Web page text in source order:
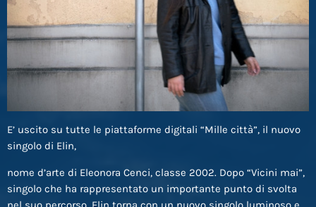
E’ uscito su tutte le piattaforme digitali “Mille città”, il nuovo
singolo di Elin,
nome d’arte di Eleonora Cenci, classe 2002. Dopo “Vicini mai”,
singolo che ha rappresentato un importante punto di svolta